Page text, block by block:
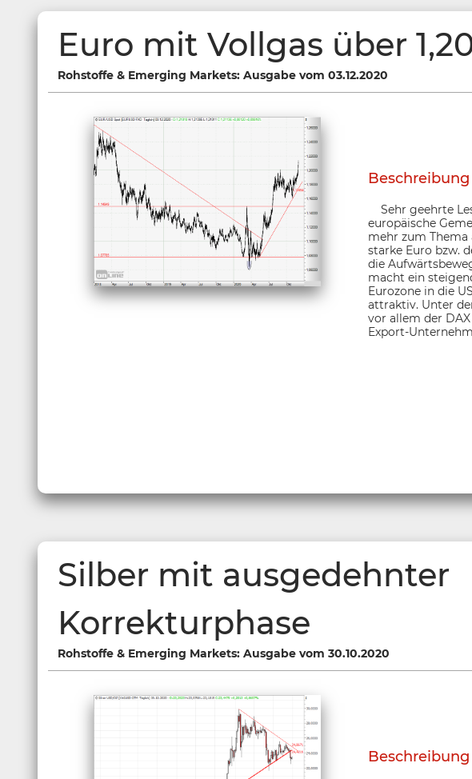
Euro mit Vollgas über
Rohstoffe & Emerging Markets: Ausgabe vom 03.12.2020
Beschreibung
Sehr geehrte
europäische
mehr zum
starke Euro bzw.
die
macht ein
Eurozone in die
attraktiv. Unter
vor allem der
Export-
Silber mit ausgedehnter
Korrekturphase
Rohstoffe & Emerging Markets: Ausgabe vom 30.10.2020
Beschreibung